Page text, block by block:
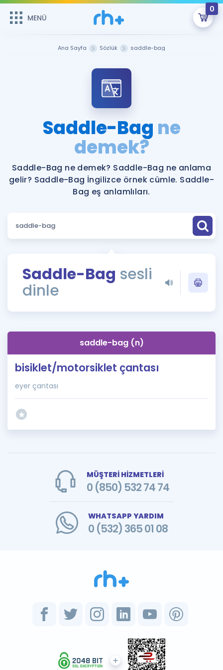
MENÜ
0
Şifremi Hatırlamıyorum
Sepetin Şu An Boş.
Remzi Hoca ile seni sınava hazırlayacak onlarca eğitim seni
bekliyor!
MENÜ
Katılımcı Görüşleri
Faydalı Araçlar
Ücretsiz Kaynaklar
Puan Hesaplama
ÖSYM Sınav Takvimi
Kampanyalar
İngilizce Gramer
İngilizce Gramer
Ana Sayfa Sözlük saddle-bag
Saddle-Bag ne
demek?
Saddle-Bag ne demek? Saddle-Bag ne anlama
gelir? Saddle-Bag İngilizce örnek cümle. Saddle-
Bag eş anlamlıları.
Saddle-Bag sesli
dinle
saddle-bag (n)
bisiklet/motorsiklet çantası
eyer çantası
MÜŞTERİ HİZMETLERİ
0 (850) 532 74 74
WHATSAPP YARDIM
0 (532) 365 01 08